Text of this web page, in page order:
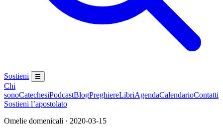
Sostieni ☰
Chi
sonoCatechesiPodcastBlogPreghiereLibriAgendaCalendarioContatti
Sostieni l’apostolato
Omelie domenicali · 2020-03-15